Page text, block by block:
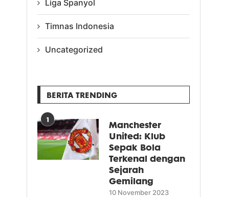
Liga Spanyol
Timnas Indonesia
Uncategorized
BERITA TRENDING
1
Manchester
United: Klub
Sepak Bola
Terkenal dengan
Sejarah
Gemilang
10 November 2023